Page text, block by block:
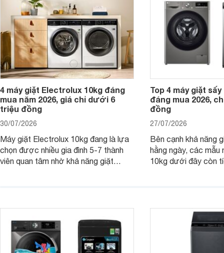
4 máy giặt Electrolux 10kg đáng
mua năm 2026, giá chỉ dưới 6
triệu đồng
30/07/2026
Máy giặt Electrolux 10kg đang là lựa
chọn được nhiều gia đình 5-7 thành
viên quan tâm nhờ khả năng giặt
Top 4 máy giặt
đáng mua 2026,
đồng
27/07/2026
Bên cạnh khả năng
hằng ngày, các mẫu
10kg dưới đây còn